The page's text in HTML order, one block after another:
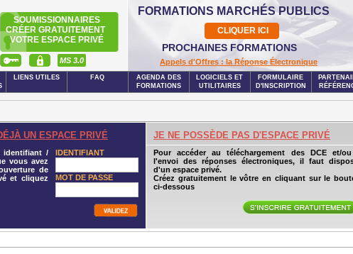
MS 3.0
SOUMISSIONNAIRES
CRÉER GRATUITEMENT
VOTRE ESPACE PRIVÉ
FORMATIONS MARCHÉS PUBLICS
CLIQUER ICI
PROCHAINES FORMATIONS
Appels d'Offres : la Réponse Électronique
LIENS UTILES FAQ
AGENDA DES
FORMATIONS
LOGICIELS ET
UTILITAIRES
FORMULAIRE
D'INSCRIPTION
UN ESPACE PRIVÉ
identifiant /
vous avez
de
et cliquez
IDENTIFIANT
MOT DE PASSE
JE NE POSSÈDE PAS D'ESPACE PRIVÉ
Pour accéder au téléchargement des DCE et/
l'envoi des réponses électroniques, il faut
d'un espace privé.
Créez gratuitement le vôtre en cliquant sur le
ci-dessous